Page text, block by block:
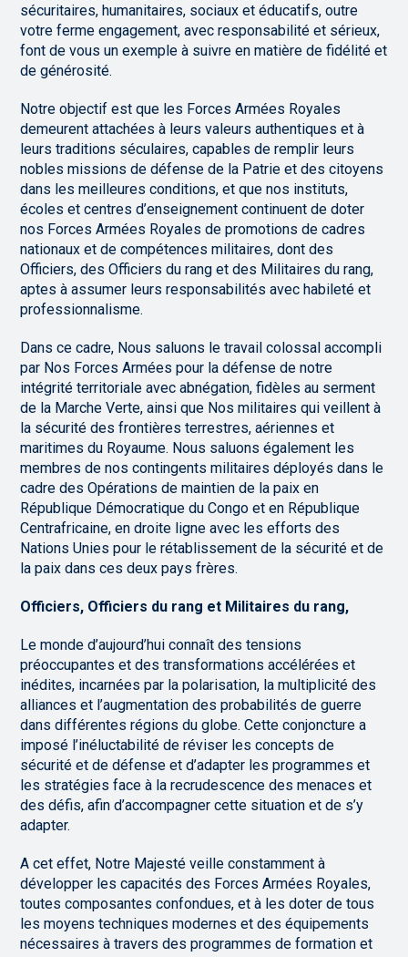
sécuritaires, humanitaires, sociaux et éducatifs, outre
votre ferme engagement, avec responsabilité et sérieux,
font de vous un exemple à suivre en matière de fidélité et
de générosité.
Notre objectif est que les Forces Armées Royales
demeurent attachées à leurs valeurs authentiques et à
leurs traditions séculaires, capables de remplir leurs
nobles missions de défense de la Patrie et des citoyens
dans les meilleures conditions, et que nos instituts,
écoles et centres d’enseignement continuent de doter
nos Forces Armées Royales de promotions de cadres
nationaux et de compétences militaires, dont des
Officiers, des Officiers du rang et des Militaires du rang,
aptes à assumer leurs responsabilités avec habileté et
professionnalisme.
Dans ce cadre, Nous saluons le travail colossal accompli
par Nos Forces Armées pour la défense de notre
intégrité territoriale avec abnégation, fidèles au serment
de la Marche Verte, ainsi que Nos militaires qui veillent à
la sécurité des frontières terrestres, aériennes et
maritimes du Royaume. Nous saluons également les
membres de nos contingents militaires déployés dans le
cadre des Opérations de maintien de la paix en
République Démocratique du Congo et en République
Centrafricaine, en droite ligne avec les efforts des
Nations Unies pour le rétablissement de la sécurité et de
la paix dans ces deux pays frères.
Officiers, Officiers du rang et Militaires du rang,
Le monde d’aujourd’hui connaît des tensions
préoccupantes et des transformations accélérées et
inédites, incarnées par la polarisation, la multiplicité des
alliances et l’augmentation des probabilités de guerre
dans différentes régions du globe. Cette conjoncture a
imposé l’inéluctabilité de réviser les concepts de
sécurité et de défense et d’adapter les programmes et
les stratégies face à la recrudescence des menaces et
des défis, afin d’accompagner cette situation et de s’y
adapter.
A cet effet, Notre Majesté veille constamment à
développer les capacités des Forces Armées Royales,
toutes composantes confondues, et à les doter de tous
les moyens techniques modernes et des équipements
nécessaires à travers des programmes de formation et